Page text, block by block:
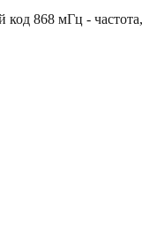
код 868 мГц - частота,